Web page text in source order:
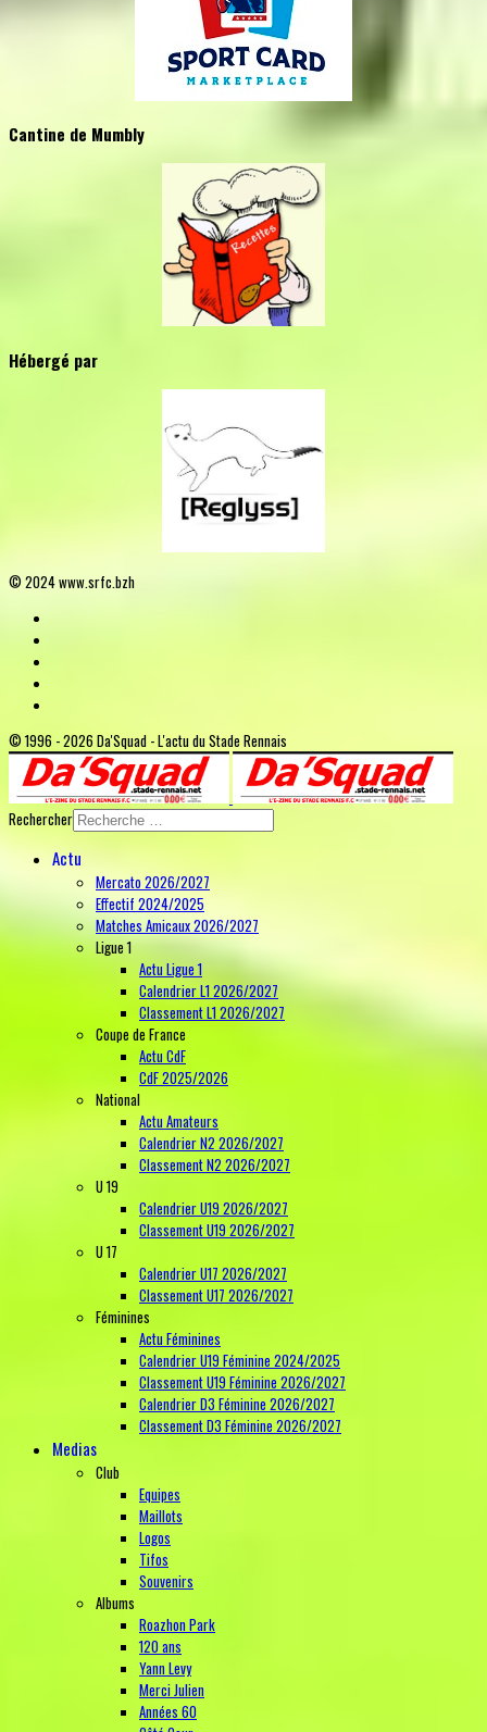
Cantine de Mumbly
Hébergé par
© 2024 www.srfc.bzh
© 1996 - 2026 Da'Squad - L'actu du Stade Rennais
Rechercher
Actu
Mercato 2026/2027
Effectif 2024/2025
Matches Amicaux 2026/2027
Ligue 1
Actu Ligue 1
Calendrier L1 2026/2027
Classement L1 2026/2027
Coupe de France
Actu CdF
CdF 2025/2026
National
Actu Amateurs
Calendrier N2 2026/2027
Classement N2 2026/2027
U 19
Calendrier U19 2026/2027
Classement U19 2026/2027
U 17
Calendrier U17 2026/2027
Classement U17 2026/2027
Féminines
Actu Féminines
Calendrier U19 Féminine 2024/2025
Classement U19 Féminine 2026/2027
Calendrier D3 Féminine 2026/2027
Classement D3 Féminine 2026/2027
Medias
Club
Equipes
Maillots
Logos
Tifos
Souvenirs
Albums
Roazhon Park
120 ans
Yann Levy
Merci Julien
Années 60